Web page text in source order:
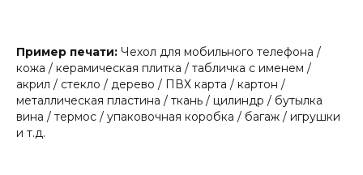
Пример печати: Чехол для мобильного телефона /
кожа / керамическая плитка / табличка с именем /
акрил / стекло / дерево / ПВХ карта / картон /
металлическая пластина / ткань / цилиндр / бутылка
вина / термос / упаковочная коробка / багаж / игрушки
и т.д.